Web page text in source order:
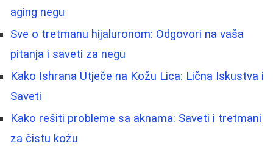
aging negu
Sve o tretmanu hijaluronom: Odgovori na vaša
pitanja i saveti za negu
Kako Ishrana Utječe na Kožu Lica: Lična Iskustva i
Saveti
Kako rešiti probleme sa aknama: Saveti i tretmani
za čistu kožu